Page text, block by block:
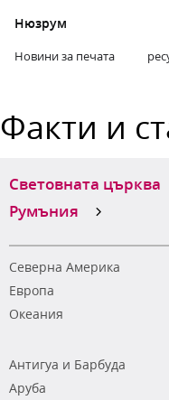
Нюзрум
Новини за печата
Факти и
Световната църква
Румъния
Северна Америка
Европа
Океания
Антигуа и Барбуда
Аруба